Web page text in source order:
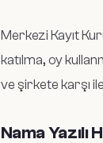
Merkezi Kayıt
katılma, oy
ve şirkete karşı
Nama Yazılı